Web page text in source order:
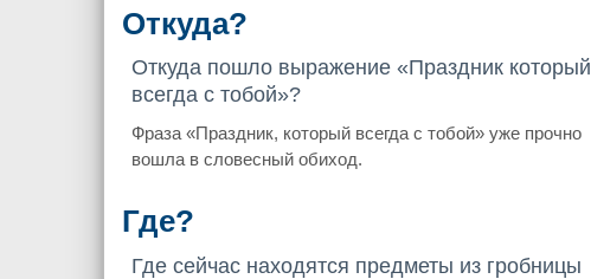
Откуда?
Откуда пошло выражение «Праздник который
всегда с тобой»?
Фраза «Праздник, который всегда с тобой» уже прочно
вошла в словесный обиход.
Где?
Где сейчас находятся предметы из гробницы